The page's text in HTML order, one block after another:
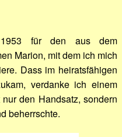
für den aus dem
Marion, mit dem ich mich
Dass im heiratsfähigen
verdanke ich einem
den Handsatz, sondern
beherrschte.